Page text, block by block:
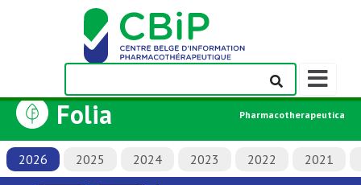
Afficher/
la
de
navigation
Folia Pharmacotherapeutica
2026 2025 2024 2023 2022 2021